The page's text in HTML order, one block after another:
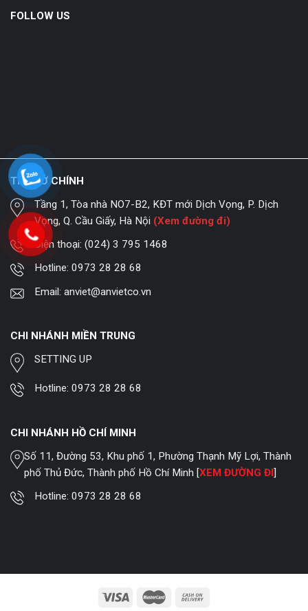
FOLLOW US
TRỤ SỞ CHÍNH
Tầng 1, Tòa nhà NO7-B2, KĐT mới Dịch Vọng, P. Dịch
Vọng, Q. Cầu Giấy, Hà Nội (Xem đường đi)
Điện thoại:(024) 3 795 1468
Hotline:0973 28 28 68
Email:anviet@anvietco.vn
CHI NHÁNH MIỀN TRUNG
SETTING UP
Hotline:0973 28 28 68
CHI NHÁNH HỒ CHÍ MINH
Số 11, Đường 53, Khu phố 1, Phường Thạnh Mỹ Lợi, Thành
phố Thủ Đức, Thành phố Hồ Chí Minh [XEM ĐƯỜNG ĐI]
Hotline:0973 28 28 68